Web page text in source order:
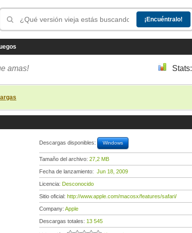
amas! Stats:
Descargas disponibles: Windows
Tamaño del archivo: 27,2 MB
Fecha de lanzamiento: Jun 18, 2009
Licencia: Desconocido
Sitio oficial: http://www.apple.com/macosx/features/safari/
Company: Apple
Descargas totales: 13 545